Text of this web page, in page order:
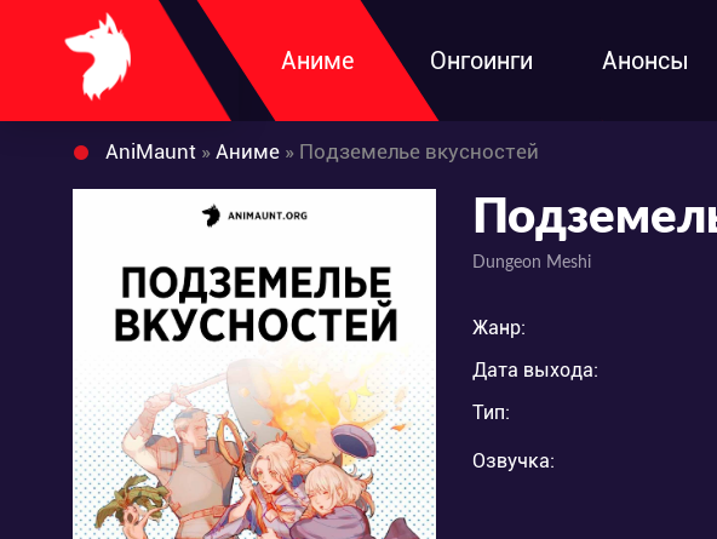
Аниме Онгоинги Анонсы
AniMaunt » Аниме » Подземелье вкусностей
Dungeon Meshi
Жанр:
Дата выхода:
Тип:
Озвучка: